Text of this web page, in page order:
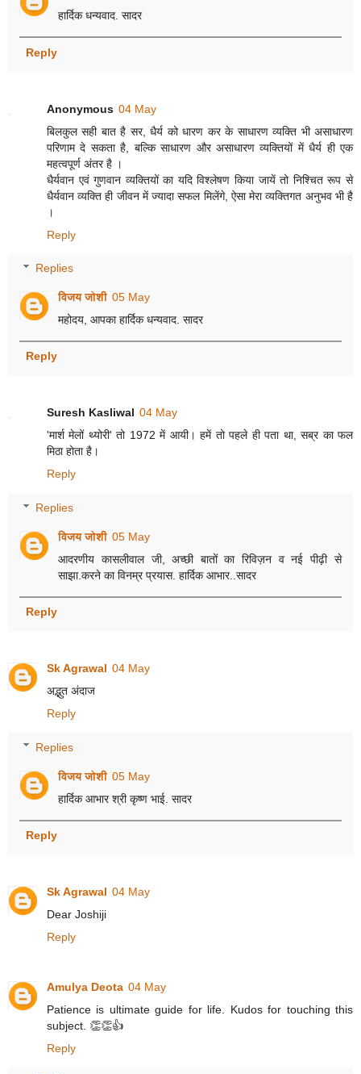
हार्दिक धन्यवाद. सादर
Reply
Anonymous 04 May
बिलकुल सही बात है सर, धैर्य को धारण कर के साधारण व्यक्ति भी असाधारण
परिणाम दे सकता है, बल्कि साधारण और असाधारण व्यक्तियों में धैर्य ही एक
महत्वपूर्ण अंतर है ।
धैर्यवान एवं गुणवान व्यक्तियों का यदि विश्लेषण किया जायें तो निश्चित रूप से
धैर्यवान व्यक्ति ही जीवन में ज्यादा सफल मिलेंगे, ऐसा मेरा व्यक्तिगत अनुभव भी है
।
Reply
Replies
विजय जोशी 05 May
महोदय, आपका हार्दिक धन्यवाद. सादर
Reply
Suresh Kasliwal 04 May
'मार्श मेलों थ्योरी' तो 1972 में आयी। हमें तो पहले ही पता था, सब्र का फल
मिठा होता है।
Reply
Replies
विजय जोशी 05 May
आदरणीय कासलीवाल जी, अच्छी बातों का रिविज़न व नई पीढ़ी से
साझा.करने का विनम्र प्रयास. हार्दिक आभार..सादर
Reply
Sk Agrawal 04 May
अद्भुत अंदाज
Reply
Replies
विजय जोशी 05 May
हार्दिक आभार श्री कृष्ण भाई. सादर
Reply
Sk Agrawal 04 May
Dear Joshiji
Reply
Amulya Deota 04 May
Patience is ultimate guide for life. Kudos for touching this
subject. 👏👏👍
Reply